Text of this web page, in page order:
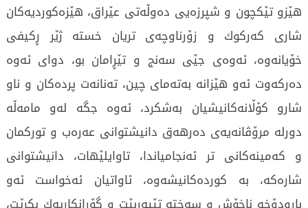
هێزو تێكچون و شپرزه‌یی‌ ده‌وڵه‌تی‌ عێراق، هێزه‌كوردیه‌كان
شاری‌ كه‌ركوك و زۆرناوچه‌ی‌ تریان خسته‌ ژێر ڕكیفی‌
خۆیانه‌وه‌، ئه‌وه‌ی‌ جێی‌ سه‌نج و تێڕامان بو، دوای‌ ئه‌وه‌
ده‌ركه‌وت ئه‌و هێزانه‌ به‌ته‌مای‌ چین، ته‌نانه‌ت پرده‌كان و ناو
شارو كۆڵانه‌كانیشیان به‌شكرد، ئه‌وه‌ جگه‌ له‌و مامه‌ڵه‌
دورله‌ مرۆڤانه‌یه‌ی‌ ده‌رهه‌ق دانیشتوانی‌ عه‌ره‌ب و توركمان
و كه‌مینه‌كانی‌ تر ئه‌نجامیاندا، تاوایلێهات، دانیشتوانی‌
شاره‌كه‌، به‌ كورده‌كانیشه‌وه‌، ئاواتیان ئه‌خواست ئه‌و